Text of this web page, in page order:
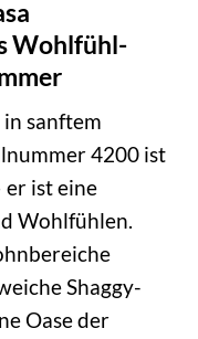
Wohlfühl-
sanftem
4200 ist
er ist eine
Wohlfühlen.
Shaggy-
Oase der